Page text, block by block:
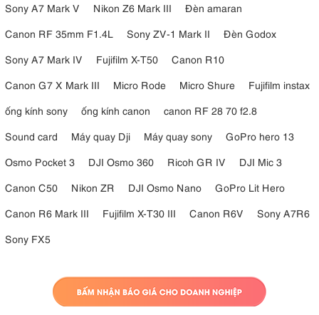
Sony A7 Mark V
Nikon Z6 Mark III
Đèn amaran
Canon RF 35mm F1.4L
Sony ZV-1 Mark II
Đèn Godox
Sony A7 Mark IV
Fujifilm X-T50
Canon R10
Canon G7 X Mark III
Micro Rode Micro Shure
Fujifilm instax
ống kính sony
ống kính canon
canon RF 28 70 f2.8
Sound card
Máy quay Dji Máy quay sony
GoPro hero 13
Osmo Pocket 3
DJI Osmo 360 Ricoh GR IV
DJI Mic 3
Canon C50
Nikon ZR DJI Osmo Nano
GoPro Lit Hero
Canon R6 Mark III
Fujifilm X-T30 III Canon R6V
Sony A7R6
Sony FX5